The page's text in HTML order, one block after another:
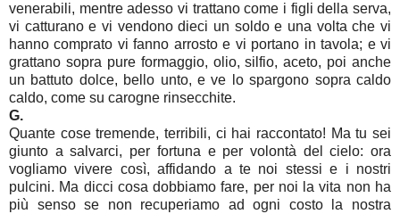
venerabili, mentre adesso vi trattano come i figli della serva,
vi catturano e vi vendono dieci un soldo e una volta che vi
hanno comprato vi fanno arrosto e vi portano in tavola; e vi
grattano sopra pure formaggio, olio, silfio, aceto, poi anche
un battuto dolce, bello unto, e ve lo spargono sopra caldo
caldo, come su carogne rinsecchite.
G.
Quante cose tremende, terribili, ci hai raccontato! Ma tu sei
giunto a salvarci, per fortuna e per volontà del cielo: ora
vogliamo vivere così, affidando a te noi stessi e i nostri
pulcini. Ma dicci cosa dobbiamo fare, per noi la vita non ha
più senso se non recuperiamo ad ogni costo la nostra